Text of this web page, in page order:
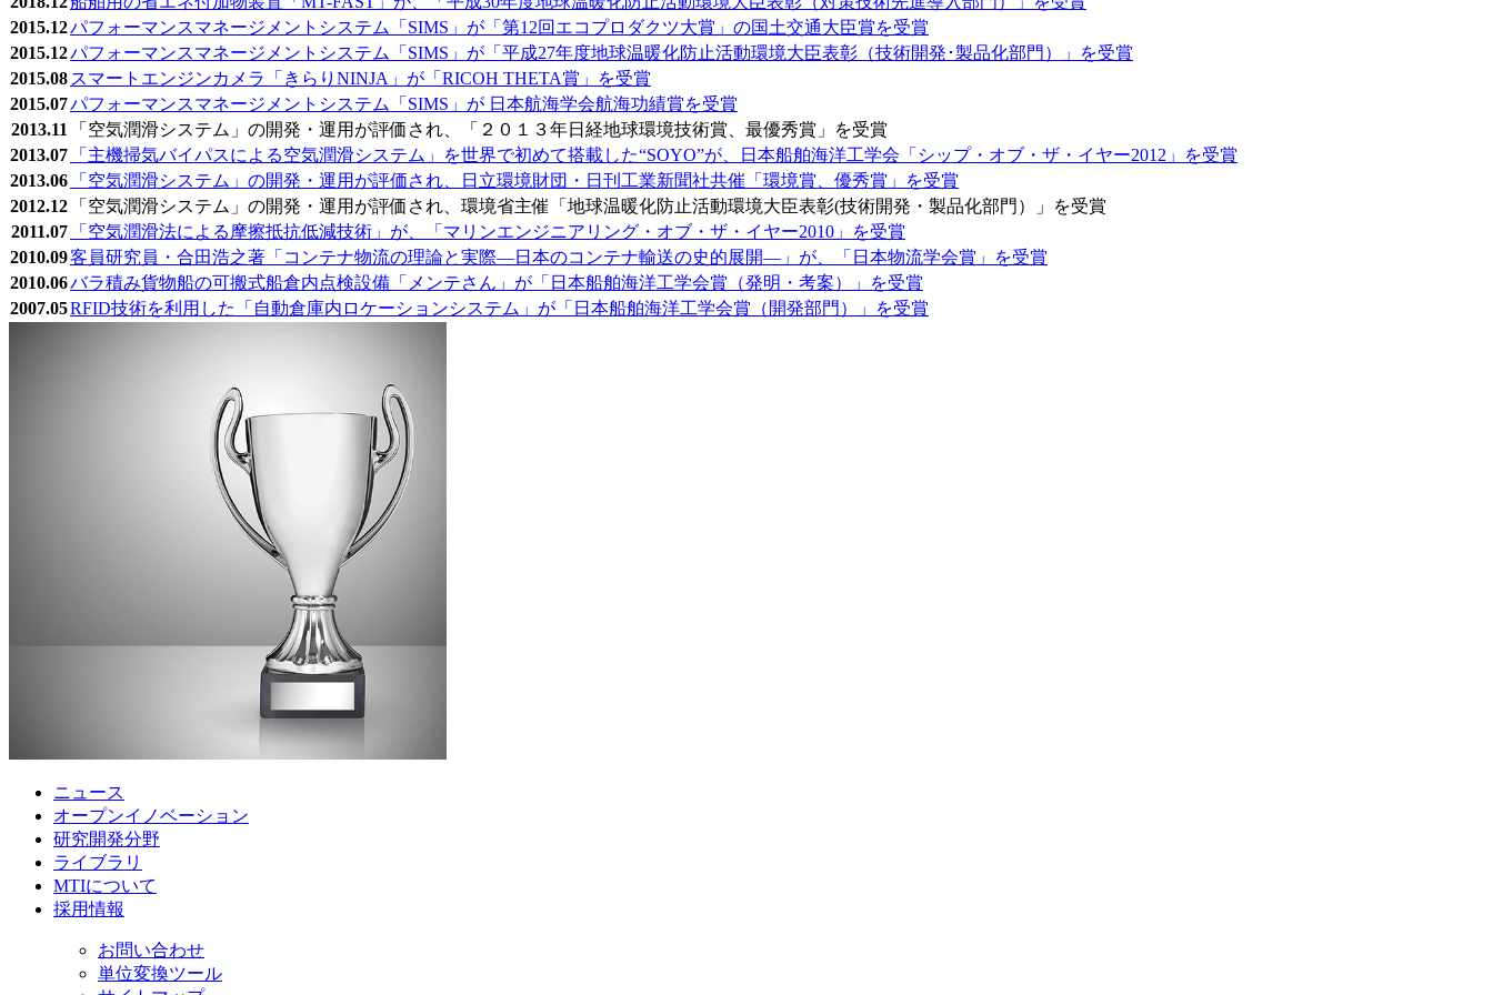
2015.12パフォーマンスマネージメントシステム「SIMS」が「第12回エコプロダクツ大賞」の国土交通大臣賞を受賞
2015.12パフォーマンスマネージメントシステム「SIMS」が「平成27年度地球温暖化防止活動環境大臣表彰（技術開発･製品化部門）」を受賞
2015.08 スマートエンジンカメラ「きらりNINJA」が「RICOH THETA賞」を受賞
2015.07パフォーマンスマネージメントシステム「SIMS」が 日本航海学会航海功績賞を受賞
2013.11
「空気潤滑システム」の開発・運用が評価され、「２０１３年日経地球環境技術賞、最優秀賞」を受賞
2013.07
「主機掃気バイパスによる空気潤滑システム」を世界で初めて搭載した“SOYO”が、日本船舶海洋工学会「シップ・オブ・ザ・イヤー2012」を受賞
2013.06
「空気潤滑システム」の開発・運用が評価され、日立環境財団・日刊工業新聞社共催「環境賞、優秀賞」を受賞
2012.12
「空気潤滑システム」の開発・運用が評価され、環境省主催「地球温暖化防止活動環境大臣表彰(技術開発・製品化部門）」を受賞
2011.07
「空気潤滑法による摩擦抵抗低減技術」が、「マリンエンジニアリング・オブ・ザ・イヤー2010」を受賞
2010.09客員研究員・合田浩之著「コンテナ物流の理論と実際―日本のコンテナ輸送の史的展開―」が、「日本物流学会賞」を受賞
2010.06バラ積み貨物船の可搬式船倉内点検設備「メンテさん」が「日本船舶海洋工学会賞（発明・考案）」を受賞
2007.05RFID技術を利用した「自動倉庫内ロケーションシステム」が「日本船舶海洋工学会賞（開発部門）」を受賞
ニュース
オープンイノベーション
研究開発分野
ライブラリ
MTIについて
採用情報
お問い合わせ
単位変換ツール